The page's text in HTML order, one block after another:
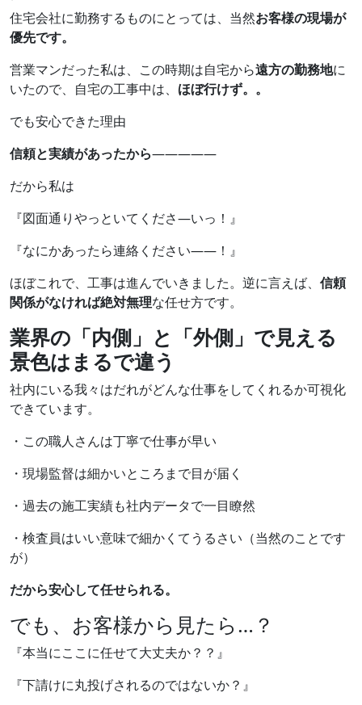
住宅会社に勤務するものにとっては、当然お客様の現場が
優先です。
営業マンだった私は、この時期は自宅から遠方の勤務地に
いたので、自宅の工事中は、 ほぼ行けず。。
でも安心できた理由
信頼と実績があったから―――――
だから私は
『図面通りやっといてくださ―いっ！』
『なにかあったら連絡ください――！』
ほぼこれで、工事は進んでいきました。逆に言えば、 信頼
関係がなければ絶対無理な任せ方です。
業界の「内側」と「外側」で見える
景色はまるで違う
社内にいる我々はだれがどんな仕事をしてくれるか可視化
できています。
・この職人さんは丁寧で仕事が早い
・現場監督は細かいところまで目が届く
・過去の施工実績も社内データで一目瞭然
・検査員はいい意味で細かくてうるさい（当然のことです
が）
だから安心して任せられる。
でも、お客様から見たら…？
『本当にここに任せて大丈夫か？？』
『下請けに丸投げされるのではないか？』